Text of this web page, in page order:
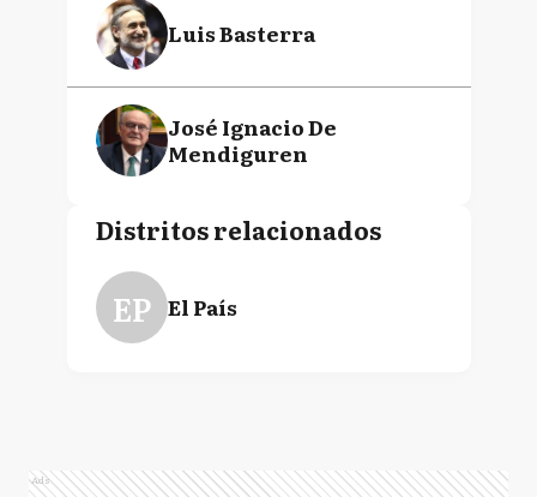
Luis Basterra
José Ignacio De
Mendiguren
Distritos relacionados
EP El País
Ads